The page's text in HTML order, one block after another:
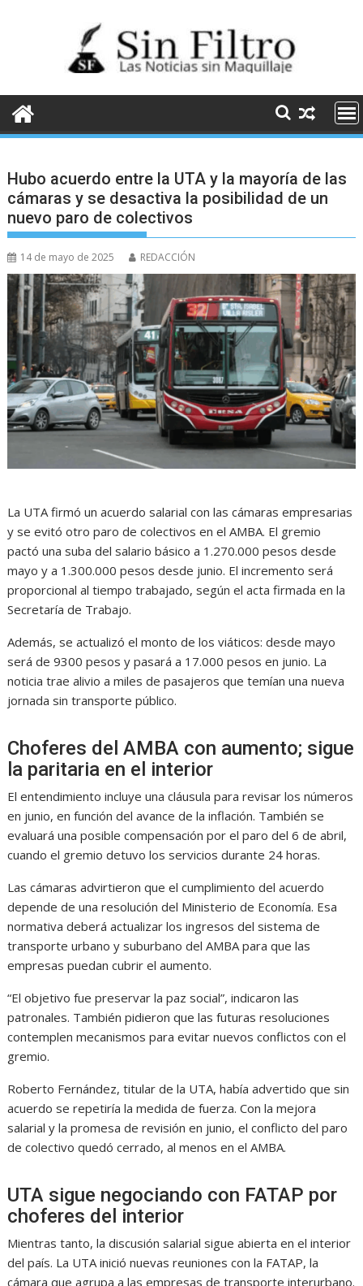
Hubo acuerdo entre la UTA y la mayoría de las
cámaras y se desactiva la posibilidad de un
nuevo paro de colectivos
14 de mayo de 2025 REDACCIÓN
La UTA firmó un acuerdo salarial con las cámaras empresarias
y se evitó otro paro de colectivos en el AMBA. El gremio
pactó una suba del salario básico a 1.270.000 pesos desde
mayo y a 1.300.000 pesos desde junio. El incremento será
proporcional al tiempo trabajado, según el acta firmada en la
Secretaría de Trabajo.
Además, se actualizó el monto de los viáticos: desde mayo
será de 9300 pesos y pasará a 17.000 pesos en junio. La
noticia trae alivio a miles de pasajeros que temían una nueva
jornada sin transporte público.
Choferes del AMBA con aumento; sigue
la paritaria en el interior
El entendimiento incluye una cláusula para revisar los números
en junio, en función del avance de la inflación. También se
evaluará una posible compensación por el paro del 6 de abril,
cuando el gremio detuvo los servicios durante 24 horas.
Las cámaras advirtieron que el cumplimiento del acuerdo
depende de una resolución del Ministerio de Economía. Esa
normativa deberá actualizar los ingresos del sistema de
transporte urbano y suburbano del AMBA para que las
empresas puedan cubrir el aumento.
“El objetivo fue preservar la paz social”, indicaron las
patronales. También pidieron que las futuras resoluciones
contemplen mecanismos para evitar nuevos conflictos con el
gremio.
Roberto Fernández, titular de la UTA, había advertido que sin
acuerdo se repetiría la medida de fuerza. Con la mejora
salarial y la promesa de revisión en junio, el conflicto del paro
de colectivo quedó cerrado, al menos en el AMBA.
UTA sigue negociando con FATAP por
choferes del interior
Mientras tanto, la discusión salarial sigue abierta en el interior
del país. La UTA inició nuevas reuniones con la FATAP, la
cámara que agrupa a las empresas de transporte interurbano.